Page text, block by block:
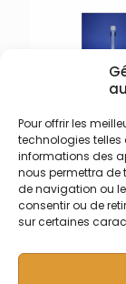
Pour offrir les
technologies telles
informations des
nous permettra de
de navigation ou
consentir ou de
sur certaines
011-
Fioles jaugées
ml CLASS A